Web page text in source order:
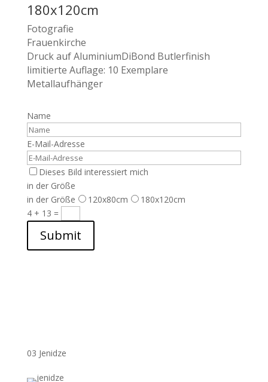
180x120cm
Fotografie
Frauenkirche
Druck auf AluminiumDiBond Butlerfinish
limitierte Auflage: 10 Exemplare
Metallaufhänger
Name
E-Mail-Adresse
Dieses Bild interessiert mich
in der Größe
in der Größe
120x80cm
180x120cm
4 + 13 =
Submit
03 Jenidze